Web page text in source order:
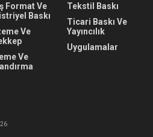
Format Ve
Baskı
Ve
Ve
Tekstil Baskı
Ticari Baskı Ve
Yayıncılık
Uygulamalar